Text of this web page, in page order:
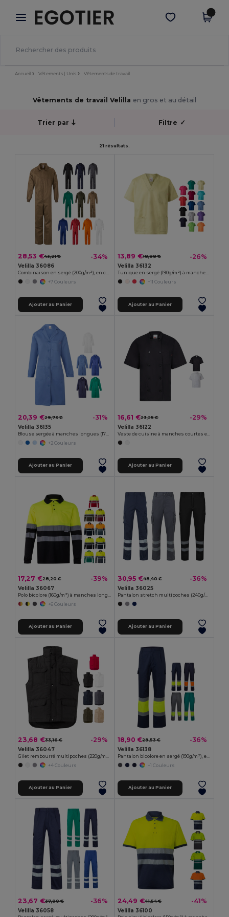
× Appli Egotier
Meilleurs prix sur l’app !
Obtenir l'appli
Accueil Vêtements | Unis Vêtements de travail
Vêtements de travail Velilla en gros et au détail
Trier par Filtre ✓
21 résultats.
28,53 €43,21 € -34%
Velilla 36086
Combinaison en sergé (200g/m²), en coton (35%) et polyester (65%)
+7 Couleurs
Ajouter au Panier
13,89 €18,88 € -26%
Velilla 36132
Tunique en sergé (190g/m²) à manches courtes, en polyester (65%) et coton (35%)
+11 Couleurs
Ajouter au Panier
20,39 €29,73 € -31%
Velilla 36135
+2 Couleurs
Ajouter au Panier
16,61 €23,25 € -29%
Velilla 36122
Ajouter au Panier
17,27 €28,20 € -39%
Velilla 36067
+6 Couleurs
Ajouter au Panier
30,95 €48,40 € -36%
Velilla 36025
Pantalon stretch multipoches (240g/m²), en coton (46%), EME (38%) et polyester (16%)
Ajouter au Panier
23,68 €33,16 € -29%
Velilla 36047
+4 Couleurs
Ajouter au Panier
18,90 €29,53 € -36%
Velilla 36138
+1 Couleurs
Ajouter au Panier
23,67 €37,00 € -36%
Velilla 36058
24,49 €41,54 € -41%
Velilla 36100